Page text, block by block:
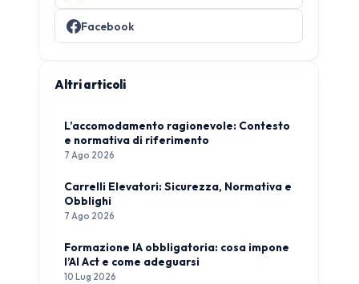
Facebook
Altri articoli
L’accomodamento ragionevole: Contesto
e normativa di riferimento
7 Ago 2026
Carrelli Elevatori: Sicurezza, Normativa e
Obblighi
7 Ago 2026
Formazione IA obbligatoria: cosa impone
l’AI Act e come adeguarsi
10 Lug 2026